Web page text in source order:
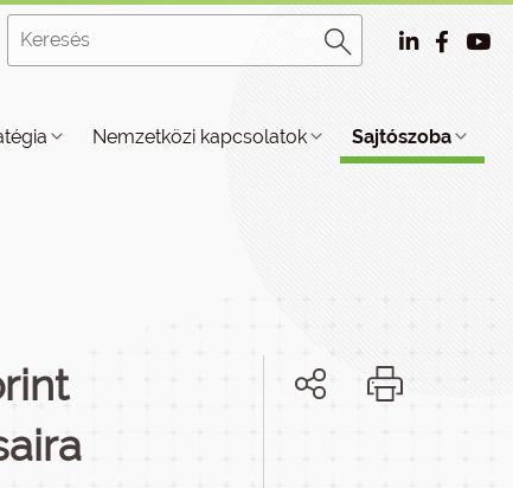
Nemzetközi kapcsolatok Sajtószoba